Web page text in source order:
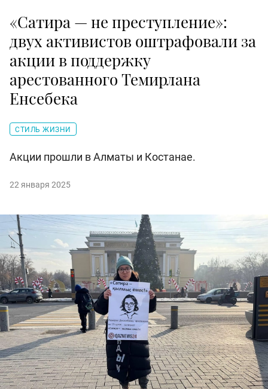
«Сатира — не преступление»:
двух активистов оштрафовали за
акции в поддержку
арестованного Темирлана
Енсебека
СТИЛЬ ЖИЗНИ
Акции прошли в Алматы и Костанае.
22 января 2025